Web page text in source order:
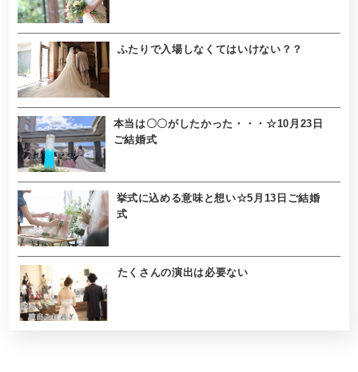
ふたりで入場しなくてはいけない？？
本当は〇〇がしたかった・・・☆10月23日
ご結婚式
挙式に込める意味と想い☆5月13日ご結婚
式
たくさんの演出は必要ない